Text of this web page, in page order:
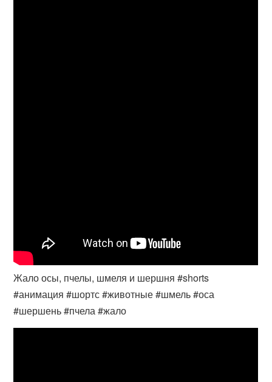
Жало осы, пчелы, шмеля и шершня #shorts
#анимация #шортс #животные #шмель #оса
#шершень #пчела #жало